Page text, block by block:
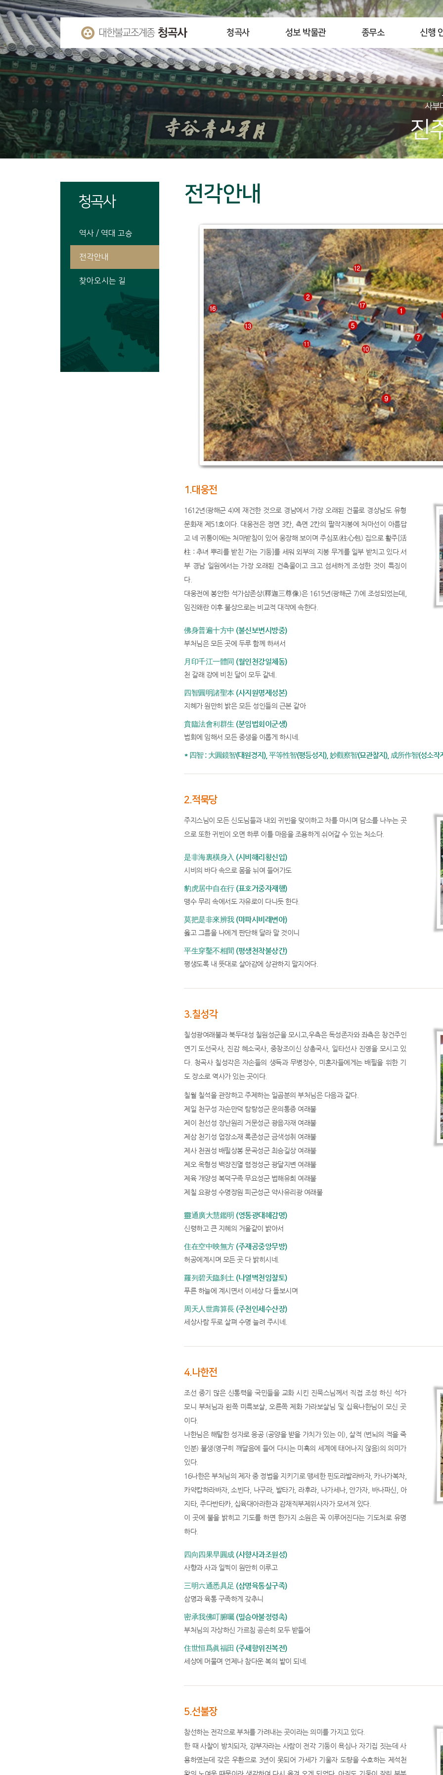
청곡사 성보 박물관 종무소 신행
청곡사
역사 / 역대 고승
전각안내
찾아오시는 길
전각안내
1.대웅전
1612년(광해군 4)에 재건한 것으로 경남에서 가장 오래된 건물로 경상남도 유형
문화재 제51호이다. 대웅전은 정면 3칸, 측면 2칸의 팔작지붕에 처마선이 아름답
고 네 귀퉁이에는 처마받침이 있어 웅장해 보이며 주심포(柱心包) 집으로 활주[活
柱 : 추녀 뿌리를 받친 가는 기둥]를 세워 외부의 지붕 무게를 일부 받치고 있다.서
부 경남 일원에서는 가장 오래된 건축물이고 크고 섬세하게 조성한 것이 특징이
다.
대웅전에 봉안한 석가삼존상(釋迦三尊像)은 1615년(광해군 7)에 조성되었는데,
임진왜란 이후 불상으로는 비교적 대작에 속한다.
佛身普遍十方中 (불신보변시방중)
부처님은 모든 곳에 두루 함께 하셔서
月印千江一體同 (월인천강일체동)
천 갈래 강에 비친 달이 모두 같네.
四智圓明諸聖本 (사지원명제성본)
지혜가 원만히 밝은 모든 성인들의 근본 같아
賁臨法會利群生 (분임법회이군생)
법회에 임해서 모든 중생을 이롭게 하시네.
* 四智 : 大圓鏡智(대원경지), 平等性智(평등성지), 妙觀察智(묘관찰지), 成所作智(성소작
2.적묵당
주지스님이 모든 신도님들과 내외 귀빈을 맞이하고 차를 마시며 담소를 나누는 곳
으로 또한 귀빈이 오면 하루 이틀 마음을 조용하게 쉬어갈 수 있는 처소다.
是非海裏橫身入 (시비해리횡신입)
시비의 바다 속으로 몸을 뉘여 들어가도
豹虎居中自在行 (표호거중자재행)
맹수 무리 속에서도 자유로이 다니듯 한다.
莫把是非來辨我 (마파시비래변아)
옳고 그름을 나에게 판단해 달라 말 것이니
平生穿鑿不相間 (평생천착불상간)
평생도록 내 뜻대로 살아감에 상관하지 말지어다.
3.칠성각
칠성광여래불과 북두대성 칠원성군을 모시고,우측은 독성존자와 좌측은 창건주인
연기 도선국사, 진감 혜소국사, 중창조이신 상총국사, 일타선사 진영을 모시고 있
다. 청곡사 칠성각은 자손들의 생득과 무병장수, 미혼자들에게는 배필을 위한 기
도 장소로 역사가 있는 곳이다.
칠월 칠석을 관장하고 주제하는 일곱분의 부처님은 다음과 같다.
제일 천구성 자손만덕 탐랑성군 운의통증 여래불
제이 천선성 장난원리 거문성군 광음자재 여래불
제삼 천기성 업장소재 록존성군 금색성취 여래불
제사 천권성 배필상봉 문곡성군 최승길상 여래불
제오 옥형성 백장진멸 렴정성군 광달지변 여래불
제육 개양성 복덕구족 무요성군 법해유희 여래불
제칠 요광성 수명장원 피군성군 약사유리광 여래불
靈通廣大慧鑑明 (영통광대혜감명)
신령하고 큰 지혜의 거울같이 밝아서
住在空中映無方 (주재공중앙무방)
허공에계시며 모든 곳 다 밝히시네.
羅列碧天臨刹土 (나열벽천임찰토)
푸른 하늘에 계시면서 이세상 다 돌보시며
周天人世壽算長 (주천인세수산장)
세상사람 두로 살펴 수명 늘려 주시네.
4.나한전
조선 중기 많은 신통력을 국민들을 교화 시킨 진묵스님께서 직접 조성 하신 석가
모니 부처님과 왼쪽 미륵보살, 오른쪽 제화 가라보살님 및 십육나한님이 모신 곳
이다.
나한님은 해탈한 성자로 응공 (공양을 받을 가치가 있는 이), 살적 (번뇌의 적을 죽
인분) 불생(영구히 깨달음에 들어 다시는 미혹의 세계에 태어나지 않음)의 의미가
있다.
16나한은 부처님의 제자 중 정법을 지키기로 맹세한 핀도라발라바자, 카나가복차,
카약캅하라바자, 소빈다, 나구라, 발타가, 라후라, 나가세나, 안가자, 바나파신, 아
지타, 주다반타카, 십육대아라한과 감재직부제위사자가 모셔져 있다.
이 곳에 불을 밝히고 기도를 하면 한가지 소원은 꼭 이루어진다는 기도처로 유명
하다.
四向四果早圓成 (사향사과조원성)
사향과 사과 일찍이 원만히 이루고
三明六通悉具足 (삼명육통실구족)
삼명과 육통 구족하게 갖추니
密承我佛叮腑囑 (밀승아불정령촉)
부처님의 자상하신 가르침 공손히 모두 받들어
住世恒爲眞福田 (주세항위진복전)
세상에 머물며 언제나 참다운 복의 밭이 되네.
5.선불장
참선하는 전각으로 부처를 가려내는 곳이라는 의미를 가지고 있다.
한 때 사찰이 방치되자, 강부자라는 사람이 전각 기둥이 욕심나 자기집 짓는데 사
용하였는데 갖은 우환으로 3년이 못되어 가세가 기울자 도량을 수호하는 제석천